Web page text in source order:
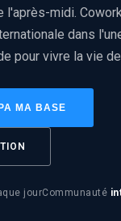
l'après-midi.
dans
pour vivre la vie
MA BASE
jourCommunauté